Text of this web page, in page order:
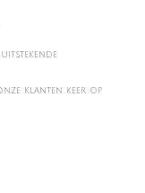
klanten keer op